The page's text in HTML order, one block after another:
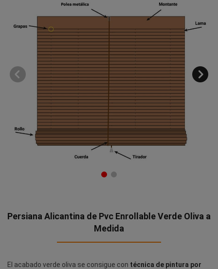
Persiana Alicantina de Pvc Enrollable Verde Oliva a
Medida
El acabado verde oliva se consigue con técnica de pintura por